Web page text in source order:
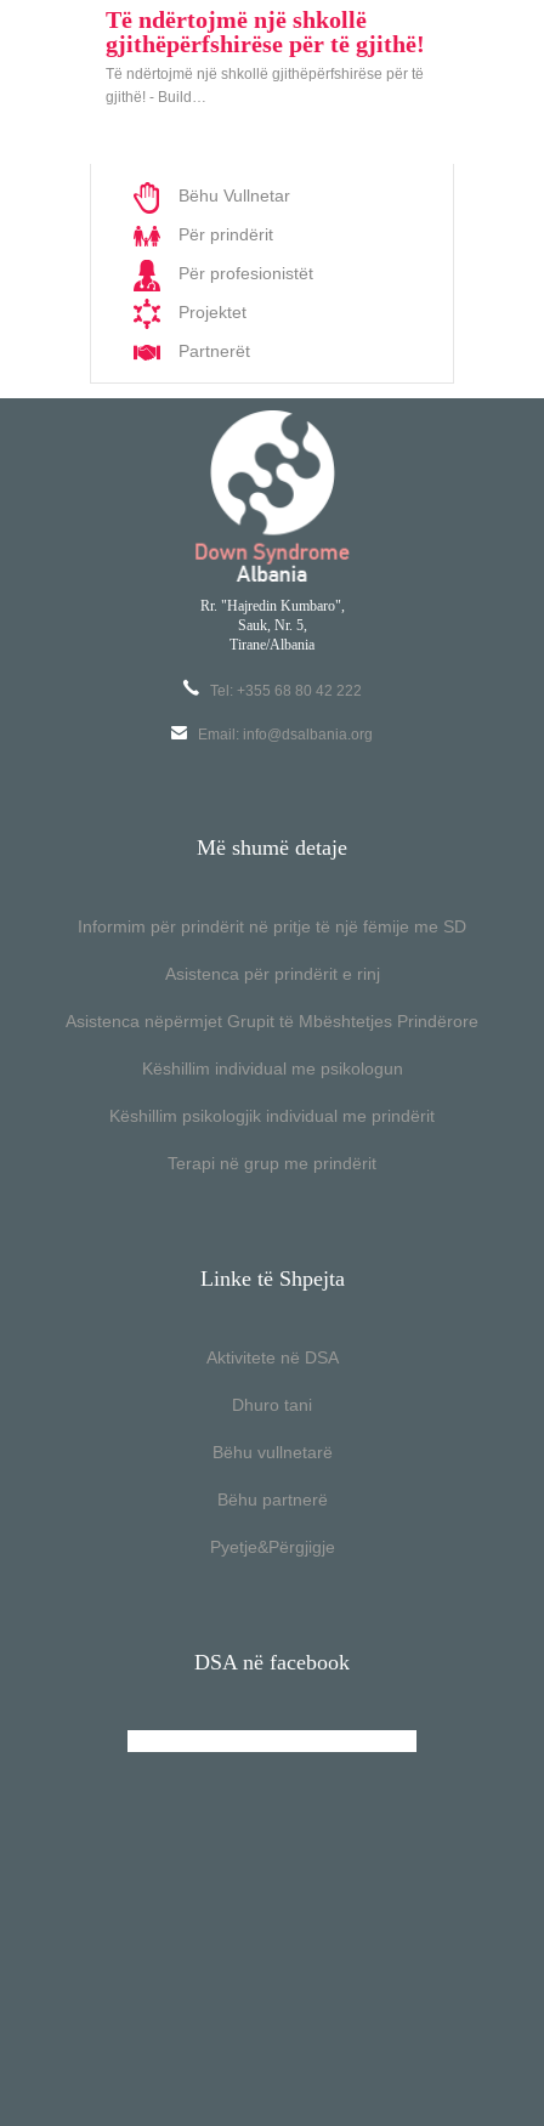
Të ndërtojmë një shkollë
gjithëpërfshirëse për të gjithë!
Të ndërtojmë një shkollë gjithëpërfshirëse për të
gjithë! - Build…
Bëhu Vullnetar
Për prindërit
Për profesionistët
Projektet
Partnerët
Rr. "Hajredin Kumbaro",
Sauk, Nr. 5,
Tirane/Albania
Tel: +355 68 80 42 222
Email: info@dsalbania.org
Më shumë detaje
Informim për prindërit në pritje të një fëmije me SD
Asistenca për prindërit e rinj
Asistenca nëpërmjet Grupit të Mbështetjes Prindërore
Këshillim individual me psikologun
Këshillim psikologjik individual me prindërit
Terapi në grup me prindërit
Linke të Shpejta
Aktivitete në DSA
Dhuro tani
Bëhu vullnetarë
Bëhu partnerë
Pyetje&Përgjigje
DSA në facebook